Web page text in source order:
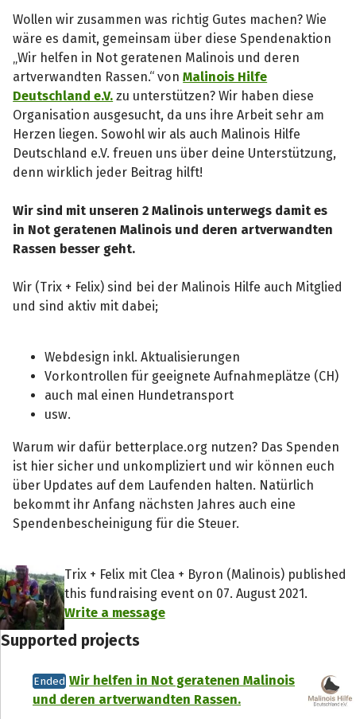
Wollen wir zusammen was richtig Gutes machen? Wie
wäre es damit, gemeinsam über diese Spendenaktion
„Wir helfen in Not geratenen Malinois und deren
artverwandten Rassen.“ vonMalinois Hilfe
Deutschland e.V. zu unterstützen? Wir haben diese
Organisation ausgesucht, da uns ihre Arbeit sehr am
Herzen liegen. Sowohl wir als auch Malinois Hilfe
Deutschland e.V. freuen uns über deine Unterstützung,
denn wirklich jeder Beitrag hilft!
Wir sind mit unseren 2 Malinois unterwegs damit es
in Not geratenen Malinois und deren artverwandten
Rassen besser geht.
Wir (Trix + Felix) sind bei der Malinois Hilfe auch Mitglied
und sind aktiv mit dabei;
Webdesign inkl. Aktualisierungen
Vorkontrollen für geeignete Aufnahmeplätze (CH)
auch mal einen Hundetransport
usw.
Warum wir dafür betterplace.org nutzen? Das Spenden
ist hier sicher und unkompliziert und wir können euch
über Updates auf dem Laufenden halten. Natürlich
bekommt ihr Anfang nächsten Jahres auch eine
Spendenbescheinigung für die Steuer.
Trix + Felix mit Clea + Byron (Malinois) published
this fundraising event on 07. August 2021.
Write a message
Supported projects
Ended Wir helfen in Not geratenen Malinois
und deren artverwandten Rassen.